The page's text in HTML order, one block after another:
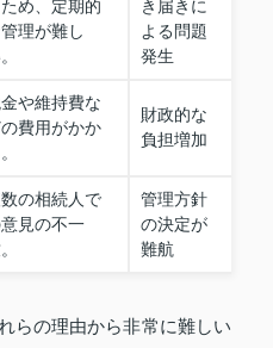
め、定期的
理が難し
き届きに
よる問題
発生
や維持費な
の費用がかか
財政的な
負担増加
の相続人で
見の不一
管理方針
の決定が
難航
らの理由から非常に難しい